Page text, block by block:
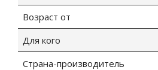
Возраст от
Для кого
Страна-производитель